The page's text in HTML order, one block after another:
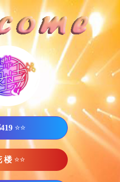
⭐⭐
楼 ⭐⭐